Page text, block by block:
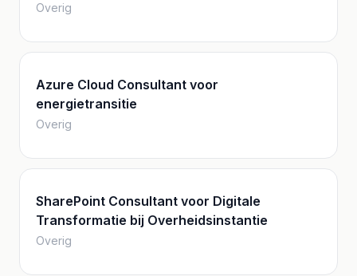
Overig
Azure Cloud Consultant voor
energietransitie
Overig
SharePoint Consultant voor Digitale
Transformatie bij Overheidsinstantie
Overig